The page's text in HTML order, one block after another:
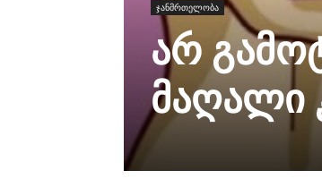
ჯანმრთელობა
არ
მაღალი